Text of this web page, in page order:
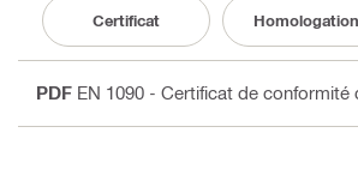
Certificat Homologation
PDF EN 1090 - Certificat de